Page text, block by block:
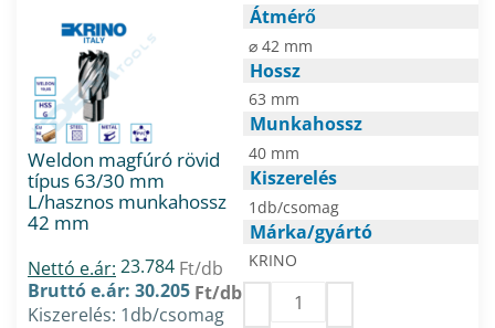
Weldon magfúró rövid
típus 63/30 mm
L/hasznos munkahossz
42 mm
Nettó e.ár: 23.784 Ft/db
Bruttó e.ár: 30.205 Ft/db
Kiszerelés: 1db/csomag
Átmérő
⌀ 42 mm
Hossz
63 mm
Munkahossz
40 mm
Kiszerelés
1db/csomag
Márka/gyártó
KRINO